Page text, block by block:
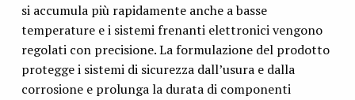
si accumula più rapidamente anche a basse
temperature e i sistemi frenanti elettronici vengono
regolati con precisione. La formulazione del prodotto
protegge i sistemi di sicurezza dall’usura e dalla
corrosione e prolunga la durata di componenti